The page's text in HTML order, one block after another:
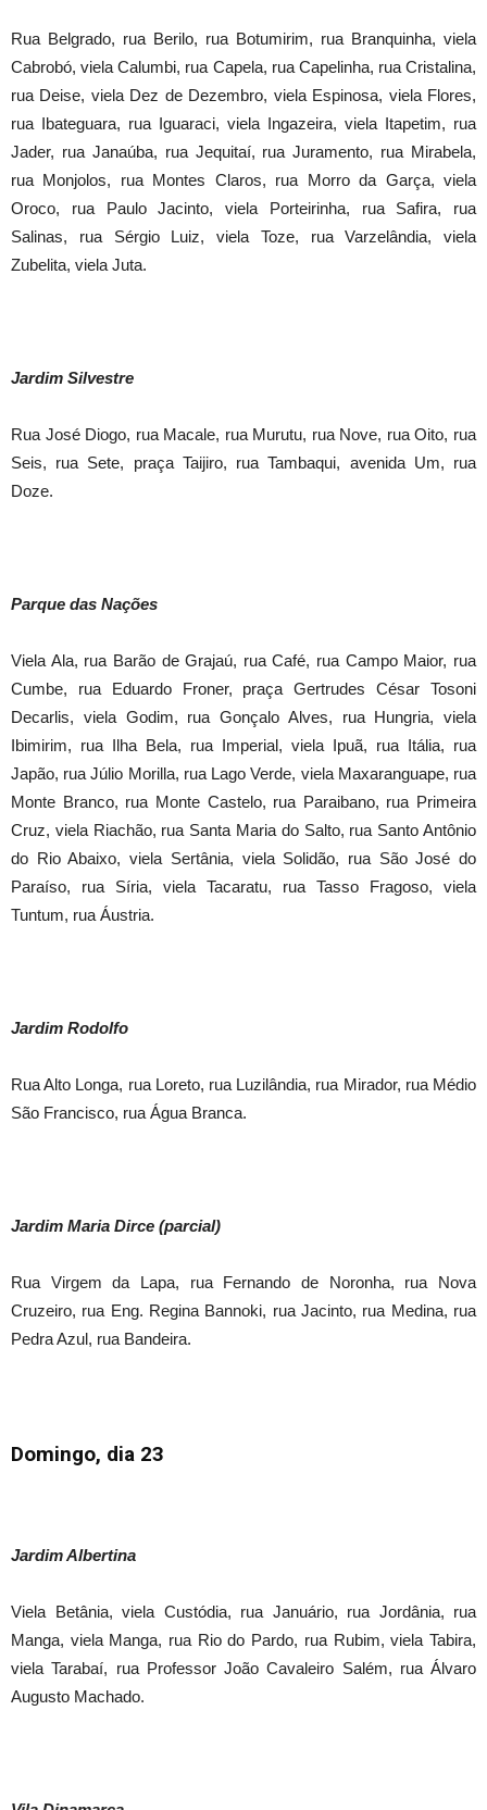
Rua Belgrado, rua Berilo, rua Botumirim, rua Branquinha, viela
Cabrobó, viela Calumbi, rua Capela, rua Capelinha, rua Cristalina,
rua Deise, viela Dez de Dezembro, viela Espinosa, viela Flores,
rua Ibateguara, rua Iguaraci, viela Ingazeira, viela Itapetim, rua
Jader, rua Janaúba, rua Jequitaí, rua Juramento, rua Mirabela,
rua Monjolos, rua Montes Claros, rua Morro da Garça, viela
Oroco, rua Paulo Jacinto, viela Porteirinha, rua Safira, rua
Salinas, rua Sérgio Luiz, viela Toze, rua Varzelândia, viela
Zubelita, viela Juta.
Jardim Silvestre
Rua José Diogo, rua Macale, rua Murutu, rua Nove, rua Oito, rua
Seis, rua Sete, praça Taijiro, rua Tambaqui, avenida Um, rua
Doze.
Parque das Nações
Viela Ala, rua Barão de Grajaú, rua Café, rua Campo Maior, rua
Cumbe, rua Eduardo Froner, praça Gertrudes César Tosoni
Decarlis, viela Godim, rua Gonçalo Alves, rua Hungria, viela
Ibimirim, rua Ilha Bela, rua Imperial, viela Ipuã, rua Itália, rua
Japão, rua Júlio Morilla, rua Lago Verde, viela Maxaranguape, rua
Monte Branco, rua Monte Castelo, rua Paraibano, rua Primeira
Cruz, viela Riachão, rua Santa Maria do Salto, rua Santo Antônio
do Rio Abaixo, viela Sertânia, viela Solidão, rua São José do
Paraíso, rua Síria, viela Tacaratu, rua Tasso Fragoso, viela
Tuntum, rua Áustria.
Jardim Rodolfo
Rua Alto Longa, rua Loreto, rua Luzilândia, rua Mirador, rua Médio
São Francisco, rua Água Branca.
Jardim Maria Dirce (parcial)
Rua Virgem da Lapa, rua Fernando de Noronha, rua Nova
Cruzeiro, rua Eng. Regina Bannoki, rua Jacinto, rua Medina, rua
Pedra Azul, rua Bandeira.
Domingo, dia 23
Jardim Albertina
Viela Betânia, viela Custódia, rua Januário, rua Jordânia, rua
Manga, viela Manga, rua Rio do Pardo, rua Rubim, viela Tabira,
viela Tarabaí, rua Professor João Cavaleiro Salém, rua Álvaro
Augusto Machado.